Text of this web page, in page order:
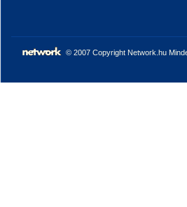
© 2007 Copyright Network.hu